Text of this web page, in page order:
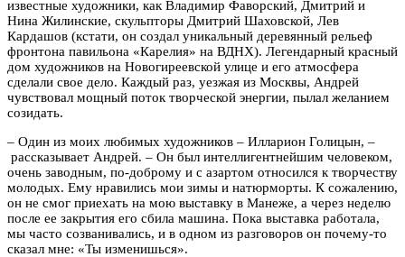
известные художники, как Владимир Фаворский, Дмитрий и
Нина Жилинские, скульпторы Дмитрий Шаховской, Лев
Кардашов (кстати, он создал уникальный деревянный рельеф
фронтона павильона «Карелия» на ВДНХ). Легендарный красный
дом художников на Новогиреевской улице и его атмосфера
сделали свое дело. Каждый раз, уезжая из Москвы, Андрей
чувствовал мощный поток творческой энергии, пылал желанием
созидать.
– Один из моих любимых художников – Илларион Голицын, –
рассказывает Андрей. – Он был интеллигентнейшим человеком,
очень заводным, по-доброму и с азартом относился к творчеству
молодых. Ему нравились мои зимы и натюрморты. К сожалению,
он не смог приехать на мою выставку в Манеже, а через неделю
после ее закрытия его сбила машина. Пока выставка работала,
мы часто созванивались, и в одном из разговоров он почему-то
сказал мне: «Ты изменишься».